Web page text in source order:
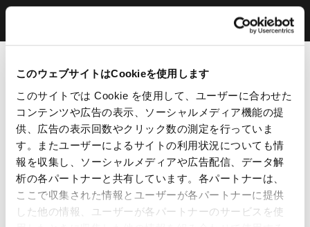
このウェブサイトはCookieを使用します
このサイトでは Cookie を使用して、ユーザーに合わせた
コンテンツや広告の表示、ソーシャルメディア機能の提
供、広告の表示回数やクリック数の測定を行っていま
す。またユーザーによるサイトの利用状況についても情
報を収集し、ソーシャルメディアや広告配信、データ解
析の各パートナーと共有しています。各パートナーは、
ここで収集された情報とユーザーが各パートナーに提供
した他の情報、ユーザーが各パートナーのサービスを使